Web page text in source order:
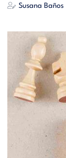
Susana Baños